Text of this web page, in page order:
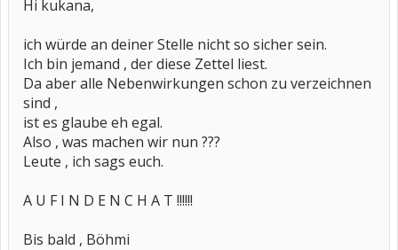
Hi kukana,
ich würde an deiner Stelle nicht so sicher sein.
Ich bin jemand , der diese Zettel liest.
Da aber alle Nebenwirkungen schon zu verzeichnen
sind ,
ist es glaube eh egal.
Also , was machen wir nun ???
Leute , ich sags euch.
A U F I N D E N C H A T !!!!!!
Bis bald , Böhmi